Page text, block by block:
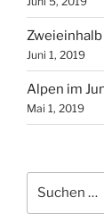
Juni 1, 2019
Alpen im
Mai 1, 2019
nach: